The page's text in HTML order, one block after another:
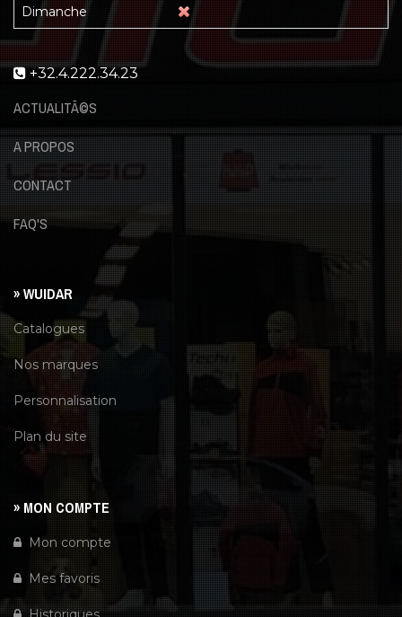
Dimanche
+32.4.222.34.23
ACTUALITÃ©S
A PROPOS
CONTACT
FAQ'S
» WUIDAR
Catalogues
Nos marques
Personnalisation
Plan du site
» MON COMPTE
Mon compte
Mes favoris